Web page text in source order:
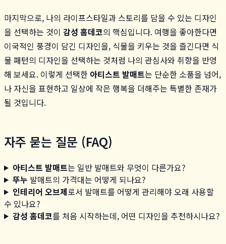
마지막으로, 나의 라이프스타일과 스토리를 담을 수 있는 디자인
을 선택하는 것이 감성 홈데코의 핵심입니다. 여행을 좋아한다면
이국적인 풍경이 담긴 디자인을, 식물을 키우는 것을 즐긴다면 식
물 패턴의 디자인을 선택하는 것처럼 나의 관심사와 취향을 반영
해 보세요. 이렇게 선택한 아티스트 발매트는 단순한 소품을 넘어,
나 자신을 표현하고 일상에 작은 행복을 더해주는 특별한 존재가
될 것입니다.
자주 묻는 질문 (FAQ)
아티스트 발매트는 일반 발매트와 무엇이 다른가요?
뚜누 발매트의 가격대는 어떻게 되나요?
인테리어 오브제로서 발매트를 어떻게 관리해야 오래 사용할
수 있나요?
감성 홈데코를 처음 시작하는데, 어떤 디자인을 추천하시나요?